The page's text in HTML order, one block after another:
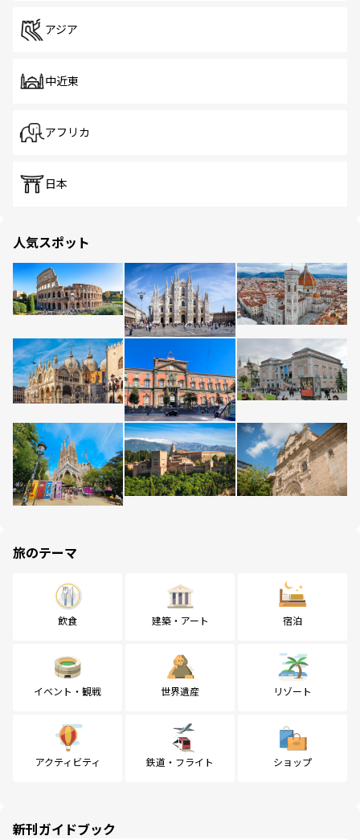
アジア
中近東
アフリカ
日本
人気スポット
旅のテーマ
飲食 建築・アート 宿泊
イベント・観戦 世界遺産 リゾート
アクティビティ 鉄道・フライト ショップ
新刊ガイドブック